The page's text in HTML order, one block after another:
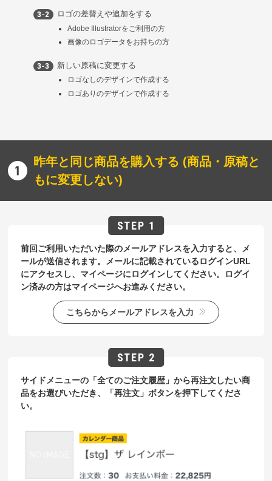
ロゴの差替えや追加をする
Adobe Illustratorをご利用の方
画像のロゴデータをお持ちの方
新しい原稿に変更する
ロゴなしのデザインで作成する
ロゴありのデザインで作成する
昨年と同じ商品を購入する (商品・原稿と
もに変更しない)
前回ご利用いただいた際のメールアドレスを入力すると、メ
ールが送信されます。メールに記載されているログインURL
にアクセスし、マイページにログインしてください。ログイ
ン済みの方はマイページへお進みください。
こちらからメールアドレスを入力
サイドメニューの「全てのご注文履歴」から再注文したい商
品をお選びいただき、「再注文」ボタンを押下してくださ
い。